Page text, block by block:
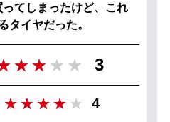
てしまったけど、これ
タイヤだった。
3
4